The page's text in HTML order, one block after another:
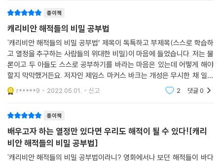
었다. 새로운 천년이 시작되던 시기에, 나의 배움은 새로운 에너지와 깊이
적 동료들과 협업하면서 꾸준히 혁신을 이뤄내고 있었다. 두 명의 친구들
과 함께 쓴 나의 첫 번째 책은 소프트웨어 테스트 업계에서 베스트셀러가
되었다.
---「12장 바크 박사」 중에서
한다.
▶ 성공적인 삶을 원한다면,
마음을 사로잡는 걸 찾아서 거기에 최선을 다하라
제임스 바크는 고등학교를 자퇴한 이후에도 별도의 검정고시를 치르지 않
았다. 대신 관심 있어 하던 컴퓨터 관련 기술서적을 읽고 컴퓨터 프로그래
밍을 배운다. 그렇게 4년을 공부한 뒤 스무 살에 애플 컴퓨터에 취직했고,
에 안 되는 팀장 가운데 한 명이 된다. 물론 회사에서 가장 나이 어린 팀장
이었다.
그는 자신이 원하는 것을 발견하고, 하루라도 빨리 그 길로 뛰어들고, 거기
에 매진한다면 분명 성공할 수 있다고 용기를 북돋워준다.
종이책
캐리비안 해적들의 비밀 공부법
'캐리비안 해적들의 비밀 공부법’ 제목이 독특하고 부제목(스스로 학습하
고 열정을 추구하는 사람들의 위대한 비밀)이 마음에 들었습니다. 저는 물
론이고 두 아들도 스스로 공부하기를 바라는 마음은 있는데 어떻게 해야
할지 막막했거든요. 저자인 제임스 마커스 바크는 개성은 무시한 채 일률
적인 평가 기준으로 학생들을 판단하는 정규 학교 교육에 회의를 느끼고
한국으로 따지면
r*****9 2022.05.01. 신고 2 댓글0
종이책
배우고자 하는 열정만 있다면 우리도 해적이 될 수 있다![캐리
비안 해적들의 비밀 공부법]
'캐리비안 해적들의 비밀 공부법이라니? 영화에서나 보던 해적들이 바다